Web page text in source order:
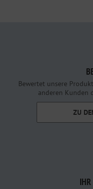
Bewertet unsere
anderen Kunden
ZU